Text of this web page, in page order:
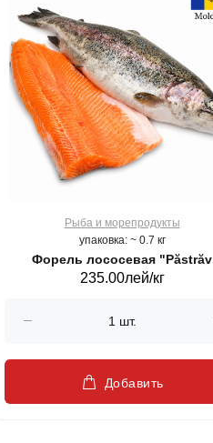
Рыба и морепродукты
упаковка: ~ 0.7 кг
Форель лососевая "Păstrăv
Moldovenesc"
235.00лей/кг
Добавить